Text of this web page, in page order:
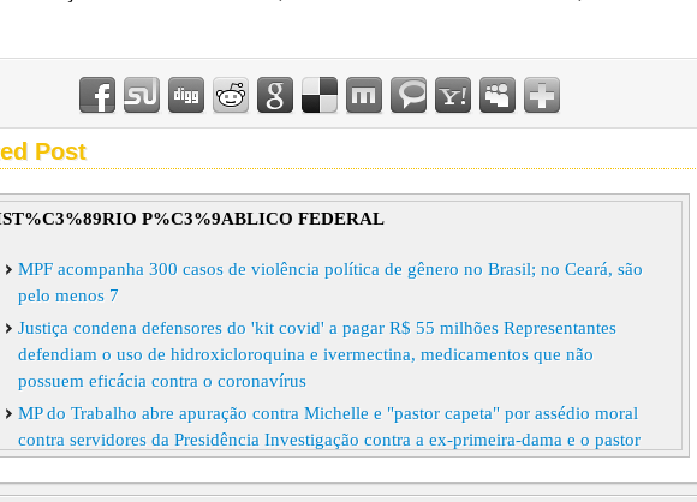
Post
P%C3%9ABLICO FEDERAL
MPF acompanha 300 casos de violência política de gênero no Brasil; no Ceará, são
pelo menos 7
Justiça condena defensores do 'kit covid' a pagar R$ 55 milhões Representantes
defendiam o uso de hidroxicloroquina e ivermectina, medicamentos que não
possuem eficácia contra o coronavírus
MP do Trabalho abre apuração contra Michelle e "pastor capeta" por assédio moral
contra servidores da Presidência Investigação contra a ex-primeira-dama e o pastor
Trabalho (MPT) no Distrito Federal